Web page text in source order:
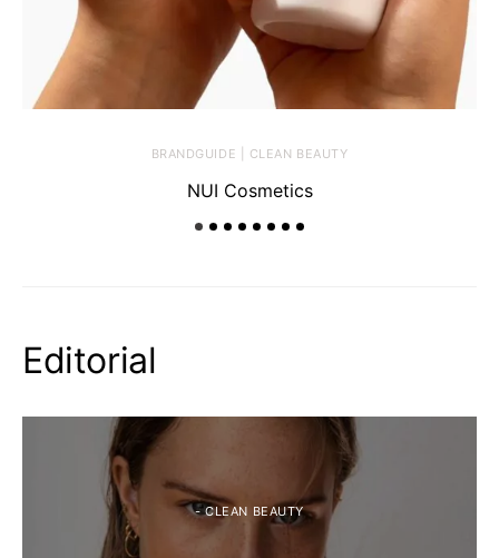
BRANDGUIDE | CLEAN BEAUTY
NUI Cosmetics
Editorial
- CLEAN BEAUTY